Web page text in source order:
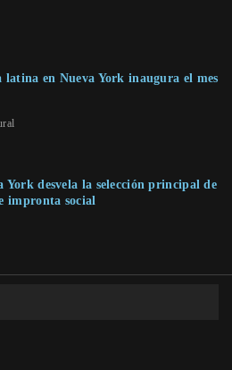
en Nueva York inaugura el mes
York desvela la selección principal de
impronta social